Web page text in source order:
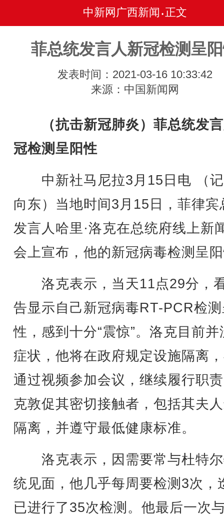
中新网广西新闻 • 正文
菲总统发言人新冠检测呈
发表时间：2021-03-16 10:33:42
来源：中国新闻网
（抗击新冠肺炎）菲总统发
冠检测呈阳性
中新社马尼拉3月15日电 （
向东）当地时间3月15日，菲律宾
发言人哈里·洛克在总统府线上新
会上宣布，他的新冠病毒检测呈
洛克表示，当天11点29分，
告显示自己新冠病毒RT-PCR检
性，感到十分“震惊”。洛克目前并
症状，他将在政府规定设施隔离
通过视频参加会议，继续履行职
克敦促其密切接触者，包括其夫
隔离，并遵守最低健康标准。
洛克表示，因需要常与杜特
统见面，他几乎每周要检测3次，
已进行了35次检测。他最后一次